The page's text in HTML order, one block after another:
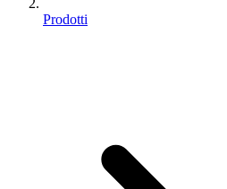
Prodotti